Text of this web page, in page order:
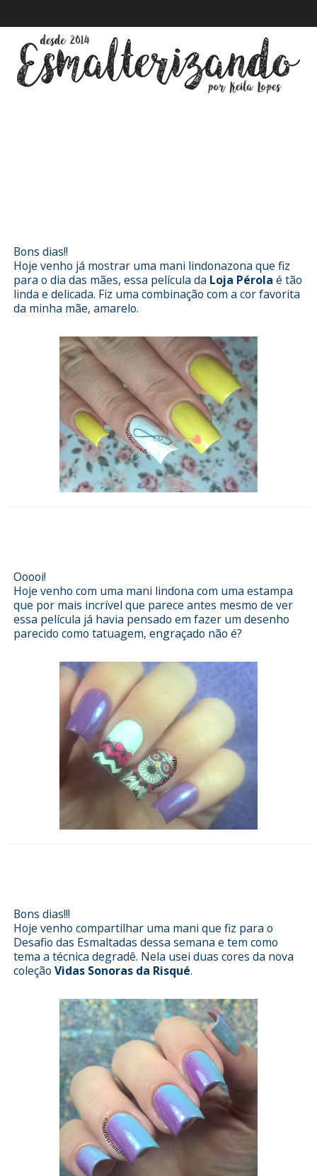
Bons dias!!
Hoje venho já mostrar uma mani lindonazona que fiz
para o dia das mães, essa película da Loja Pérola é tão
linda e delicada. Fiz uma combinação com a cor favorita
da minha mãe, amarelo.
Ooooi!
Hoje venho com uma mani lindona com uma estampa
que por mais incrível que parece antes mesmo de ver
essa película já havia pensado em fazer um desenho
parecido como tatuagem, engraçado não é?
Bons dias!!!
Hoje venho compartilhar uma mani que fiz para o
Desafio das Esmaltadas dessa semana e tem como
tema a técnica degradê. Nela usei duas cores da nova
coleção Vidas Sonoras da Risqué.